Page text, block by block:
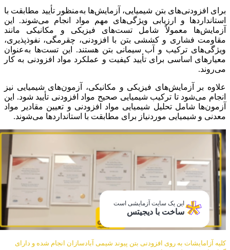
برای افزودنی‌های بتن شیمیایی، آزمایش‌ها به‌منظور تأیید مطابقت با
استانداردها و ارزیابی ویژگی‌های مهم مواد انجام می‌شوند. این
آزمایش‌ها معمولاً شامل تست‌های فیزیکی و مکانیکی مانند
مقاومت فشاری و کششی بتن با افزودنی، چقرمگی، نفوذپذیری،
ویژگی‌های ترکیب و آب سیمانی بتن هستند. این تست‌ها به‌عنوان
معیارهای اساسی برای تأیید کیفیت و عملکرد مواد افزودنی به کار
می‌روند.
علاوه بر آزمایش‌های فیزیکی و مکانیکی، آزمون‌های شیمیایی نیز
انجام می‌شود تا ترکیب شیمیایی صحیح مواد افزودنی تأیید شود. این
آزمون‌ها شامل تحلیل شیمیایی مواد افزودنی و تعیین مقادیر مواد
معدنی و شیمیایی موردنیاز برای مطابقت با استانداردها می‌شوند.
کلیه آزامایشات به روی افزودنی بتن پیوند شیمی آبادسازان انجام شده و دارای
این یک سایت آزمایشی است
ساخت با دیجیتس